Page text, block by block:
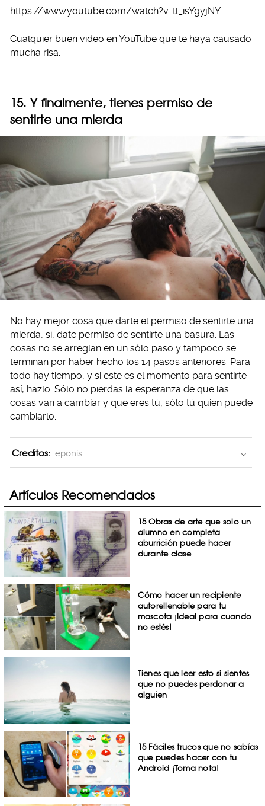
https://www.youtube.com/watch?v=tl_isYgyjNY
Cualquier buen video en YouTube que te haya causado
mucha risa.
15. Y finalmente, tienes permiso de
sentirte una mierda
No hay mejor cosa que darte el permiso de sentirte una
mierda, sí, date permiso de sentirte una basura. Las
cosas no se arreglan en un sólo paso y tampoco se
terminan por haber hecho los 14 pasos anteriores. Para
todo hay tiempo, y si este es el momento para sentirte
así, hazlo. Sólo no pierdas la esperanza de que las
cosas van a cambiar y que eres tú, sólo tú quien puede
cambiarlo.
Creditos: eponis
Artículos Recomendados
15 Obras de arte que solo un
alumno en completa
aburrición puede hacer
durante clase
Cómo hacer un recipiente
autorellenable para tu
mascota ¡Ideal para cuando
no estés!
Tienes que leer esto si sientes
que no puedes perdonar a
alguien
15 Fáciles trucos que no sabías
que puedes hacer con tu
Android ¡Toma nota!